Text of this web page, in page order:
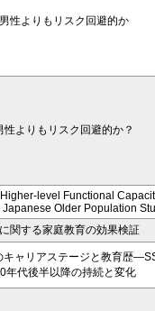
性よりもリスク回避的か
性よりもリスク回避的か？
level Functional
Japanese Older Population
関する家庭教育の効果検証
キャリアステージと教育歴
年代後半以降の持続と変化